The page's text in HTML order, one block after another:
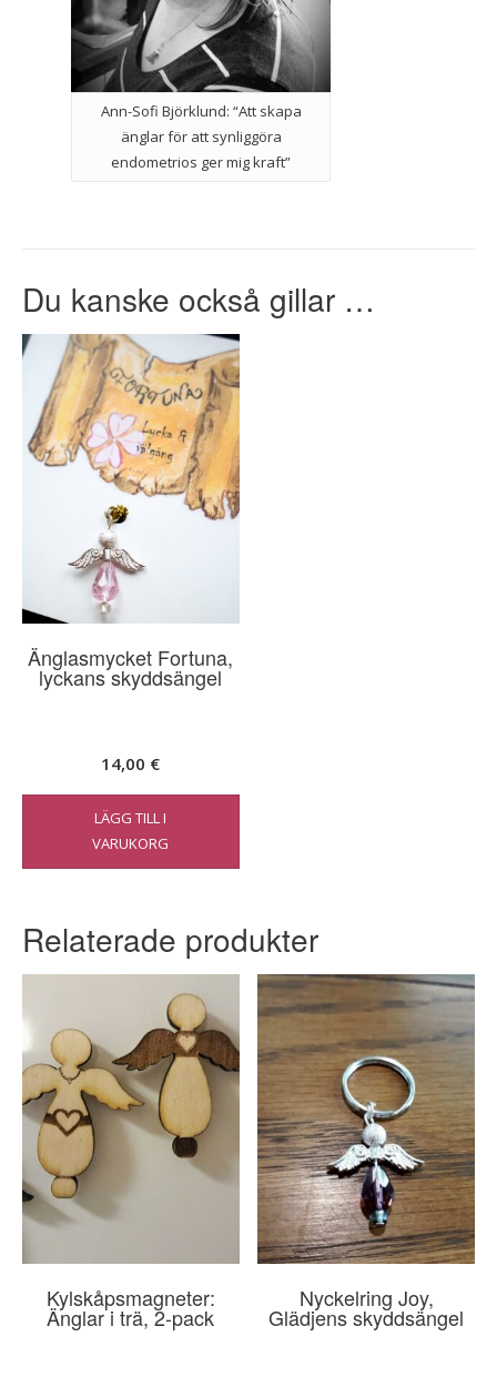
Ann-Sofi Björklund: “Att skapa
änglar för att synliggöra
endometrios ger mig kraft”
Du kanske också gillar …
Änglasmycket Fortuna,
lyckans skyddsängel
14,00 €
LÄGG TILL I
VARUKORG
Relaterade produkter
Kylskåpsmagneter:
Änglar i trä, 2-pack
Nyckelring Joy,
Glädjens skyddsängel